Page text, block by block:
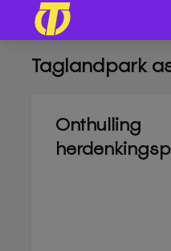
Taglandpark
Onthulling